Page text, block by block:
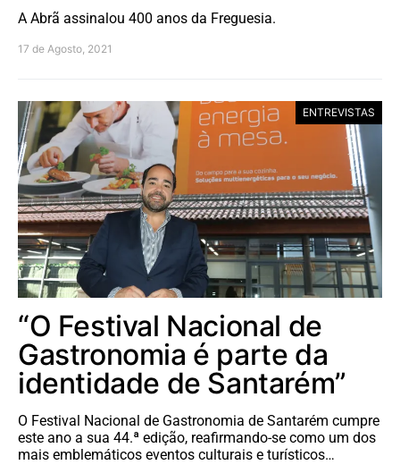
A Abrã assinalou 400 anos da Freguesia.
17 de Agosto, 2021
ENTREVISTAS
“O Festival Nacional de
Gastronomia é parte da
identidade de Santarém”
O Festival Nacional de Gastronomia de Santarém cumpre
este ano a sua 44.ª edição, reafirmando-se como um dos
mais emblemáticos eventos culturais e turísticos…